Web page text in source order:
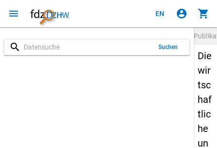
menu EN account_circle shopping_cart
search Suchen
Die
wir
tsc
haf
tlic
he
un